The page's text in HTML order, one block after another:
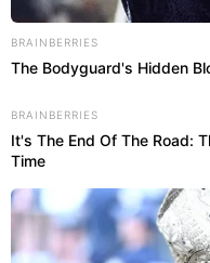
BRAINBERRIES
The Bodyguard's Hidden
BRAINBERRIES
It's The End Of The Road:
Time